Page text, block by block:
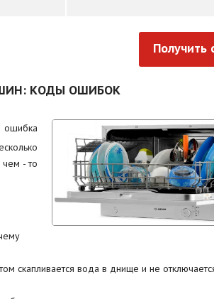
Получить
КОДЫ ОШИБОК
ошибка
чем - то
скапливается вода в днище и не